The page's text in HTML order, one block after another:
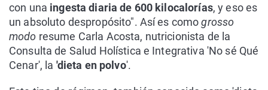
con una ingesta diaria de 600 kilocalorías, y eso es
un absoluto despropósito". Así es comogrosso
modo resume Carla Acosta, nutricionista de la
Consulta de Salud Holística e Integrativa 'No sé Qué
Cenar', la 'dieta en polvo'.